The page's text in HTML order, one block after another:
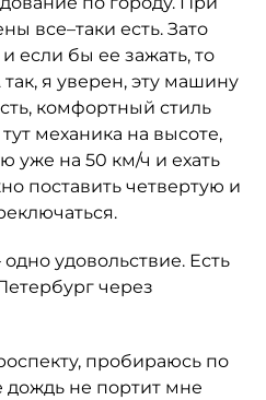
все–таки есть. Зато
если бы ее зажать, то
я уверен, эту машину
комфортный стиль
механика на высоте,
уже на 50 км/ч и ехать
поставить четвертую и
удовольствие. Есть
через
пробираюсь по
дождь не портит мне